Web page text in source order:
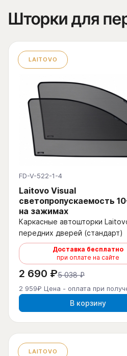
Шторки для
LAITOVO
FD-V-522-1-4
Laitovo Visual
светопропускаемость
на зажимах
Каркасные автошторки
передних дверей (стандарт)
Доставка бесплатно
при оплате на сайте
2 690 ₽5 038 ₽
2 959₽ Цена - оплата при
В корзину
LAITOVO